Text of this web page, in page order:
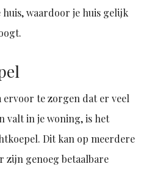
waardoor je huis gelijk
te zorgen dat er veel
valt in je woning, is het
Dit kan op meerdere
zijn genoeg betaalbare